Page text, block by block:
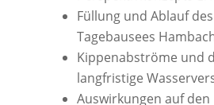
Füllung und Ablauf des
Tagebausees
Kippenabströme und
langfristige
Auswirkungen auf den